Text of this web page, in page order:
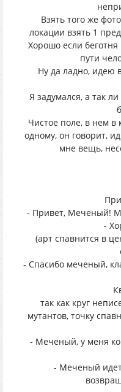
Взять того же
локации взять 1
Хорошо если
пути
Ну да ладно, идею
Я задумался, а так
Чистое поле, в нем в
одному, он говорит,
мне вещь,
- Привет, Меченый!
-
(арт спавнится в
- Спасибо меченый,
так как круг
мутантов, точку
- Меченый, у меня
- Меченый идет